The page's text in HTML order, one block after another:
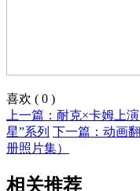
喜欢 ( 0 )
上一篇：耐克×卡姆上
星”系列 下一篇：动画
册照片集）
相关推荐